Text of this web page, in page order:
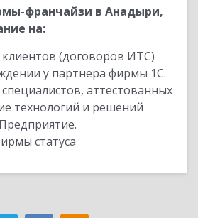
франчайзи в Анадыри,
на:
клиентов (договоров ИТС)
у партнера фирмы 1С.
аттестованных
технологий и решений
статуса